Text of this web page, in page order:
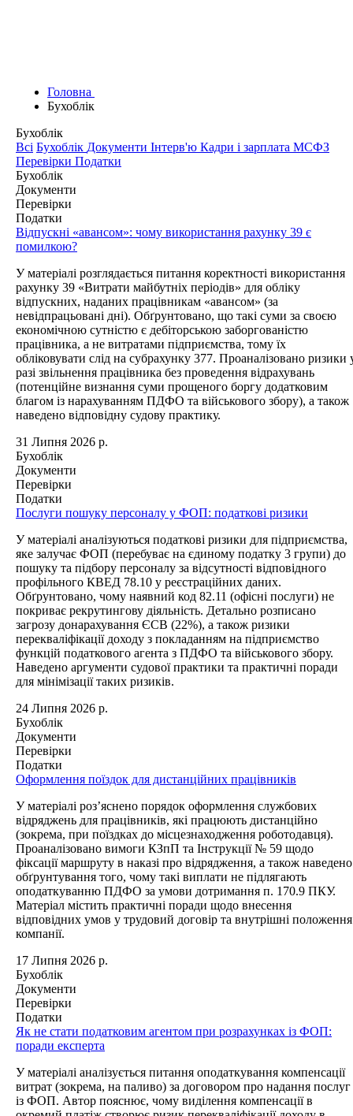
Головна
Бухоблік
Бухоблік
Всі Бухоблік Документи Інтерв'ю Кадри і зарплата МСФЗ
Перевірки Податки
Бухоблік
Документи
Перевірки
Податки
Відпускні «авансом»: чому використання рахунку 39 є
помилкою?
У матеріалі розглядається питання коректності використання
рахунку 39 «Витрати майбутніх періодів» для обліку
відпускних, наданих працівникам «авансом» (за
невідпрацьовані дні). Обґрунтовано, що такі суми за своєю
економічною сутністю є дебіторською заборгованістю
працівника, а не витратами підприємства, тому їх
обліковувати слід на субрахунку 377. Проаналізовано ризики
разі звільнення працівника без проведення відрахувань
(потенційне визнання суми прощеного боргу додатковим
благом із нарахуванням ПДФО та військового збору), а також
наведено відповідну судову практику.
31 Липня 2026 р.
Бухоблік
Документи
Перевірки
Податки
Послуги пошуку персоналу у ФОП: податкові ризики
У матеріалі аналізуються податкові ризики для підприємства,
яке залучає ФОП (перебуває на єдиному податку 3 групи) до
пошуку та підбору персоналу за відсутності відповідного
профільного КВЕД 78.10 у реєстраційних даних.
Обґрунтовано, чому наявний код 82.11 (офісні послуги) не
покриває рекрутингову діяльність. Детально розписано
загрозу донарахування ЄСВ (22%), а також ризики
перекваліфікації доходу з покладанням на підприємство
функцій податкового агента з ПДФО та військового збору.
Наведено аргументи судової практики та практичні поради
для мінімізації таких ризиків.
24 Липня 2026 р.
Бухоблік
Документи
Перевірки
Податки
Оформлення поїздок для дистанційних працівників
У матеріалі роз’яснено порядок оформлення службових
відряджень для працівників, які працюють дистанційно
(зокрема, при поїздках до місцезнаходження роботодавця).
Проаналізовано вимоги КЗпП та Інструкції № 59 щодо
фіксації маршруту в наказі про відрядження, а також наведено
обґрунтування того, чому такі виплати не підлягають
оподаткуванню ПДФО за умови дотримання п. 170.9 ПКУ.
Матеріал містить практичні поради щодо внесення
відповідних умов у трудовий договір та внутрішні положення
компанії.
17 Липня 2026 р.
Бухоблік
Документи
Перевірки
Податки
Як не стати податковим агентом при розрахунках із ФОП:
поради експерта
У матеріалі аналізується питання оподаткування компенсації
витрат (зокрема, на паливо) за договором про надання послуг
із ФОП. Автор пояснює, чому виділення компенсації в